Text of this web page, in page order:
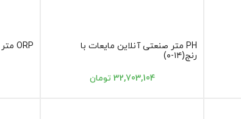
PH متر صنعتی آنلاین مایعات با
رنج(۱۴-۰)
32,703,104 تومان
ORP متر صنعتی